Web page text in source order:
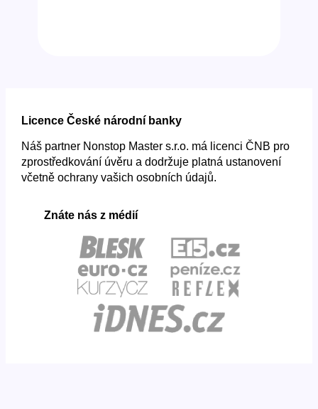
Licence České národní banky
Náš partner Nonstop Master s.r.o. má licenci ČNB pro
zprostředkování úvěru a dodržuje platná ustanovení
včetně ochrany vašich osobních údajů.
Znáte nás z médií